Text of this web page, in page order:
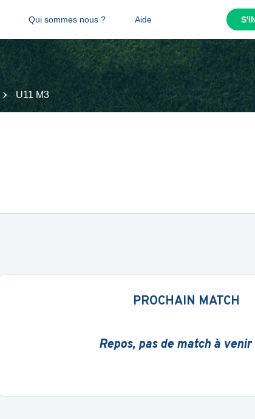
Qui sommes nous ? Aide
U11 M3
PROCHAIN MATCH
Repos, pas de match à venir